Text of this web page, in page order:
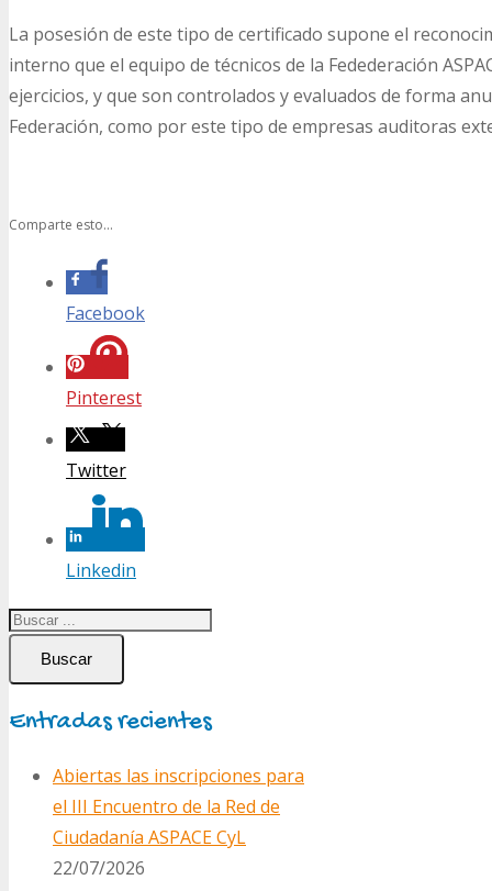
La posesión de este tipo de certificado supone el
interno que el equipo de técnicos de la Fedederación
ejercicios, y que son controlados y evaluados de forma
Federación, como por este tipo de empresas auditoras
Comparte esto...
Facebook
Pinterest
Twitter
Linkedin
Buscar
Entradas recientes
Abiertas las inscripciones para
el III Encuentro de la Red de
Ciudadanía ASPACE CyL
22/07/2026